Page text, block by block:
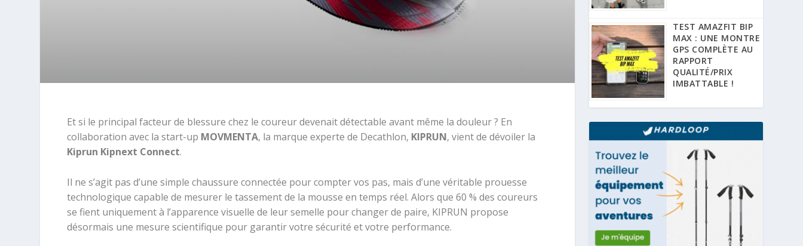
Et si le principal facteur de blessure chez le coureur devenait détectable avant même la douleur ? En
collaboration avec la start-up MOVMENTA, la marque experte de Decathlon, KIPRUN, vient de dévoiler la
Kiprun Kipnext Connect.
Il ne s’agit pas d’une simple chaussure connectée pour compter vos pas, mais d’une véritable prouesse
technologique capable de mesurer le tassement de la mousse en temps réel. Alors que 60 % des coureurs
se fient uniquement à l’apparence visuelle de leur semelle pour changer de paire, KIPRUN propose
désormais une mesure scientifique pour garantir votre sécurité et votre performance.
TEST AMAZFIT BIP
MAX : UNE MONTRE
GPS COMPLÈTE AU
RAPPORT
QUALITÉ/PRIX
IMBATTABLE !